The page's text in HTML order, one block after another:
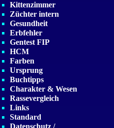
Kittenzimmer
Züchter intern
Gesundheit
Erbfehler
Gentest FIP
HCM
Farben
Ursprung
Buchtipps
Charakter & Wesen
Rassevergleich
Links
Standard
Datenschutz /